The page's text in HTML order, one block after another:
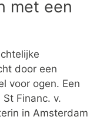
met een
door een
voor ogen. Een
Financ. v.
in Amsterdam